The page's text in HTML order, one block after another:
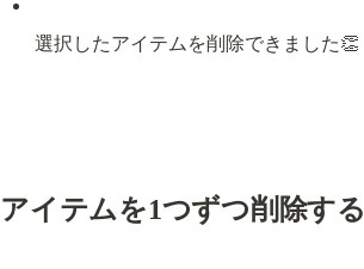
選択したアイテムを削除できました👏
アイテムを1つずつ削除する